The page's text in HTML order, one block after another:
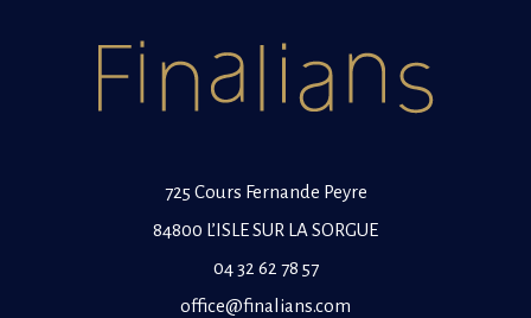
725 Cours Fernande Peyre
84800 L’ISLE SUR LA SORGUE
04 32 62 78 57
office@finalians.com